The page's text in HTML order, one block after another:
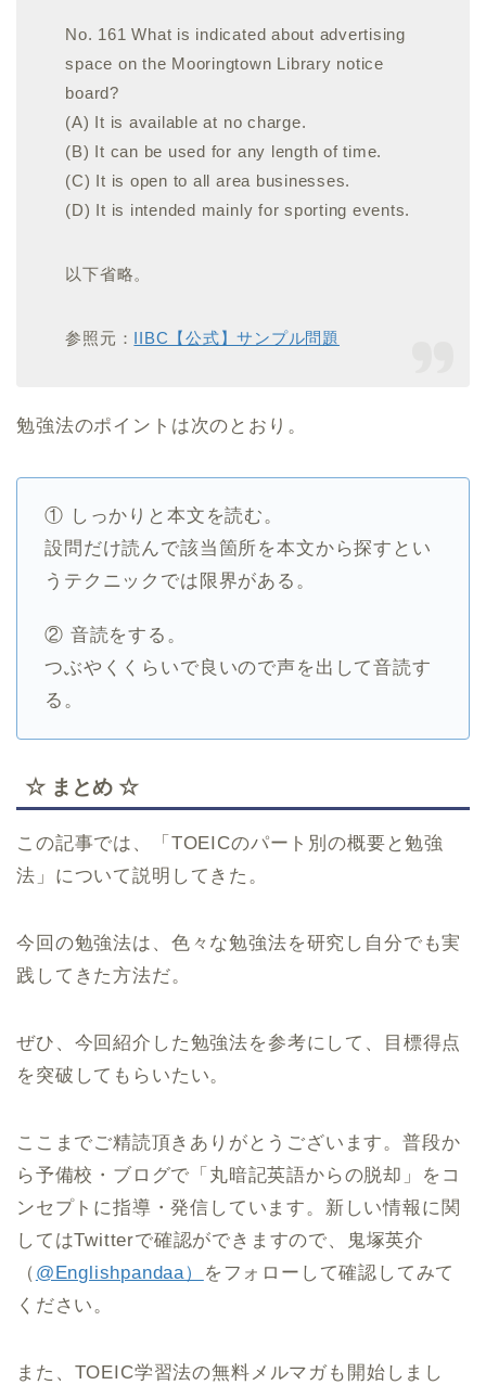
No. 161 What is indicated about advertising
space on the Mooringtown Library notice
board?
(A) It is available at no charge.
(B) It can be used for any length of time.
(C) It is open to all area businesses.
(D) It is intended mainly for sporting events.
以下省略。
参照元： IIBC【公式】サンプル問題
勉強法のポイントは次のとおり。
① しっかりと本文を読む。
設問だけ読んで該当箇所を本文から探すとい
うテクニックでは限界がある。
② 音読をする。
つぶやくくらいで良いので声を出して音読す
る。
☆ まとめ ☆
この記事では、「TOEICのパート別の概要と勉強
法」について説明してきた。
今回の勉強法は、色々な勉強法を研究し自分でも実
践してきた方法だ。
ぜひ、今回紹介した勉強法を参考にして、目標得点
を突破してもらいたい。
ここまでご精読頂きありがとうございます。普段か
ら予備校・ブログで「丸暗記英語からの脱却」をコ
ンセプトに指導・発信しています。新しい情報に関
してはTwitterで確認ができますので、鬼塚英介
（ @Englishpandaa）
をフォローして確認してみて
ください。
また、TOEIC学習法の無料メルマガも開始しまし